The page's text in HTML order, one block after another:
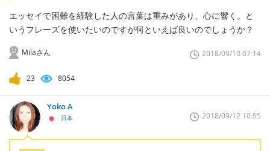
エッセイで困難を経験した人の言葉は重みがあり、心に響く。と
いうフレーズを使いたいのですが何といえば良いのでしょうか？
Milaさん 2018/09/10 07:14
23 8054
Yoko A
日本 2018/09/12 10:55